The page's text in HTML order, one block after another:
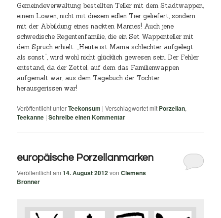
Gemeindeverwaltung bestellten Teller mit dem Stadtwappen,
einem Löwen, nicht mit diesem edlen Tier geliefert, sondern
mit der Abbildung eines nackten Mannes! Auch jene
schwedische Regentenfamilie, die ein Set Wappenteller mit
dem Spruch erhielt: „Heute ist Mama schlechter aufgelegt
als sonst“, wird wohl nicht glücklich gewesen sein. Der Fehler
entstand, da der Zettel, auf dem das Familienwappen
aufgemalt war, aus dem Tagebuch der Tochter
herausgerissen war!
Veröffentlicht unterTeekonsum |Verschlagwortet mit Porzellan,
Teekanne |Schreibe einen Kommentar
europäische Porzellanmarken
Veröffentlicht am14. August 2012vonClemens
Bronner